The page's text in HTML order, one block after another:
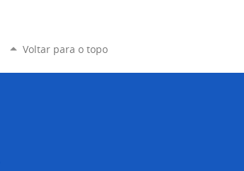
Voltar para o topo